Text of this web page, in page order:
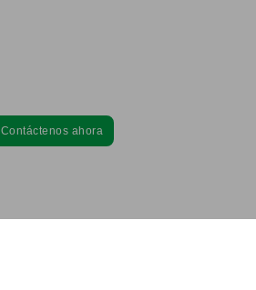
Contáctenos ahora